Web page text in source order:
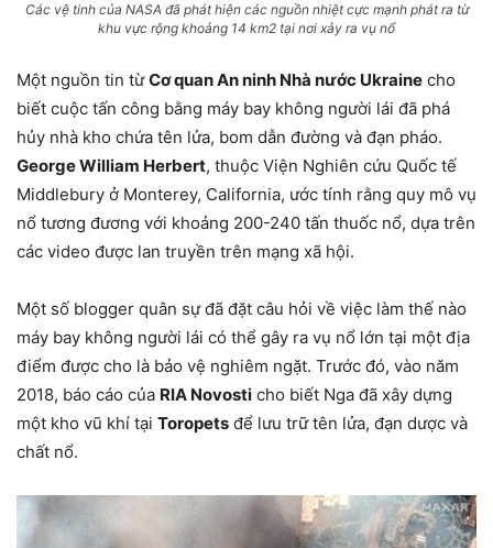
Các vệ tinh của NASA đã phát hiện các nguồn nhiệt cực mạnh phát ra từ
khu vực rộng khoảng 14 km2 tại nơi xảy ra vụ nổ
Một nguồn tin từCơ quan An ninh Nhà nước Ukraine cho
biết cuộc tấn công bằng máy bay không người lái đã phá
hủy nhà kho chứa tên lửa, bom dẫn đường và đạn pháo.
George William Herbert, thuộc Viện Nghiên cứu Quốc tế
Middlebury ở Monterey, California, ước tính rằng quy mô vụ
nổ tương đương với khoảng 200-240 tấn thuốc nổ, dựa trên
các video được lan truyền trên mạng xã hội.
Một số blogger quân sự đã đặt câu hỏi về việc làm thế nào
máy bay không người lái có thể gây ra vụ nổ lớn tại một địa
điểm được cho là bảo vệ nghiêm ngặt. Trước đó, vào năm
2018, báo cáo của RIA Novosti cho biết Nga đã xây dựng
một kho vũ khí tại Toropets để lưu trữ tên lửa, đạn dược và
chất nổ.